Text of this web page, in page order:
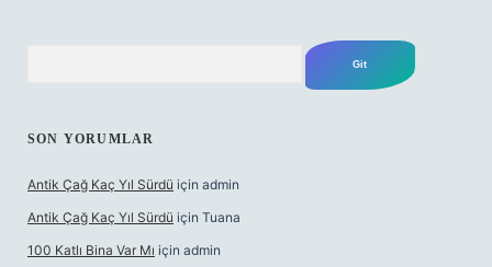
SON YORUMLAR
Antik Çağ Kaç Yıl Sürdü için admin
Antik Çağ Kaç Yıl Sürdü için Tuana
100 Katlı Bina Var Mı için admin